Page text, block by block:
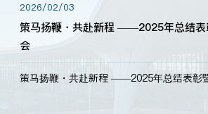
2026/02/03
策马扬鞭・共赴新程 ——2025年总结
会
策马扬鞭・共赴新程 ——2025年总结表彰